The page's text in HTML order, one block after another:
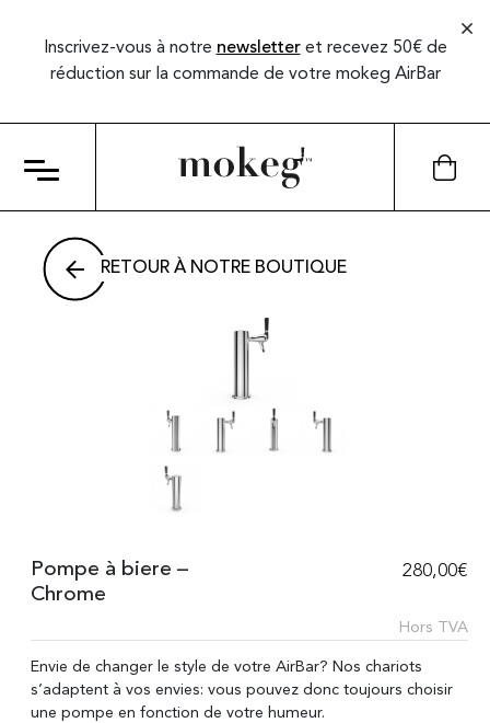
Inscrivez-vous à notre newsletteret recevez 50€ de
réduction sur la commande de votre mokeg AirBar
RETOUR À NOTRE BOUTIQUE
Pompe à biere –
Chrome
280,00€
Hors TVA
Envie de changer le style de votre AirBar? Nos chariots
s’adaptent à vos envies: vous pouvez donc toujours choisir
une pompe en fonction de votre humeur.